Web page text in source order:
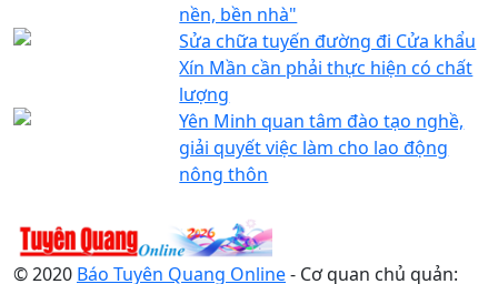
nền, bền nhà"
Sửa chữa tuyến đường đi Cửa khẩu
Xín Mần cần phải thực hiện có chất
lượng
Yên Minh quan tâm đào tạo nghề,
giải quyết việc làm cho lao động
nông thôn
© 2020 Báo Tuyên Quang Online- Cơ quan chủ quản: